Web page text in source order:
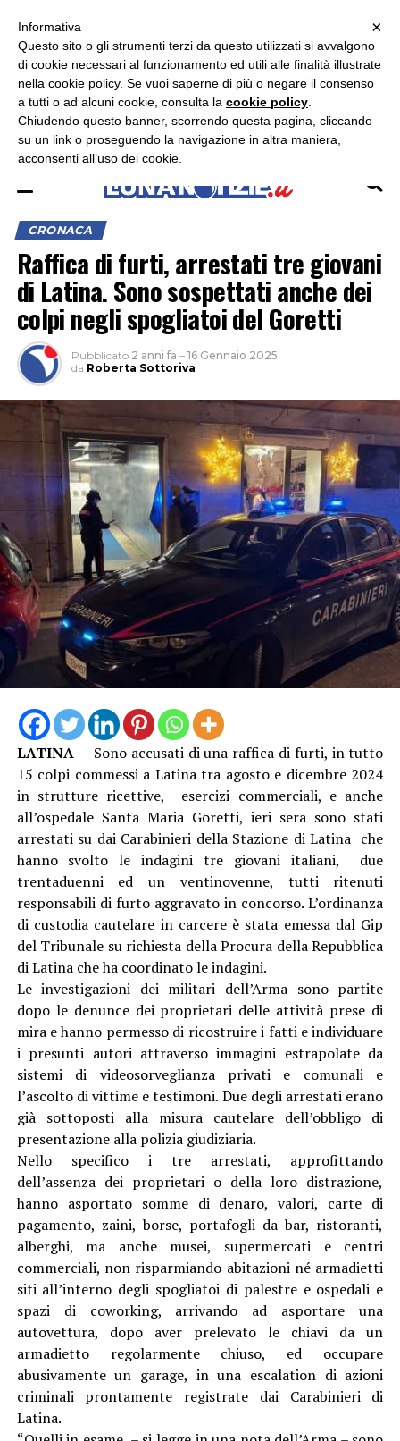
ASCOLTA RADIO LUNA
CRONACA
Raffica di furti, arrestati tre giovani
di Latina. Sono sospettati anche dei
colpi negli spogliatoi del Goretti
Pubblicato 2 anni fa – 16 Gennaio 2025
da Roberta Sottoriva
LATINA – Sono accusati di una raffica di furti, in tutto
15 colpi commessi a Latina tra agosto e dicembre 2024
in strutture ricettive, esercizi commerciali, e anche
all’ospedale Santa Maria Goretti, ieri sera sono stati
arrestati su dai Carabinieri della Stazione di Latina che
hanno svolto le indagini tre giovani italiani, due
trentaduenni ed un ventinovenne, tutti ritenuti
responsabili di furto aggravato in concorso. L’ordinanza
di custodia cautelare in carcere è stata emessa dal Gip
del Tribunale su richiesta della Procura della Repubblica
di Latina che ha coordinato le indagini.
Le investigazioni dei militari dell’Arma sono partite
dopo le denunce dei proprietari delle attività prese di
mira e hanno permesso di ricostruire i fatti e individuare
i presunti autori attraverso immagini estrapolate da
sistemi di videosorveglianza privati e comunali e
l’ascolto di vittime e testimoni. Due degli arrestati erano
già sottoposti alla misura cautelare dell’obbligo di
presentazione alla polizia giudiziaria.
Nello specifico i tre arrestati, approfittando
dell’assenza dei proprietari o della loro distrazione,
hanno asportato somme di denaro, valori, carte di
pagamento, zaini, borse, portafogli da bar, ristoranti,
alberghi, ma anche musei, supermercati e centri
commerciali, non risparmiando abitazioni né armadietti
siti all’interno degli spogliatoi di palestre e ospedali e
spazi di coworking, arrivando ad asportare una
autovettura, dopo aver prelevato le chiavi da un
armadietto regolarmente chiuso, ed occupare
abusivamente un garage, in una escalation di azioni
criminali prontamente registrate dai Carabinieri di
Latina.
×
×
Informativa
Questo sito o gli strumenti terzi da questo utilizzati si avvalgono
di cookie necessari al funzionamento ed utili alle finalità illustrate
nella cookie policy. Se vuoi saperne di più o negare il consenso
a tutti o ad alcuni cookie, consulta la cookie policy
Chiudendo questo banner, scorrendo questa pagina, cliccando
su un link o proseguendo la navigazione in altra maniera,
acconsenti all’uso dei cookie.